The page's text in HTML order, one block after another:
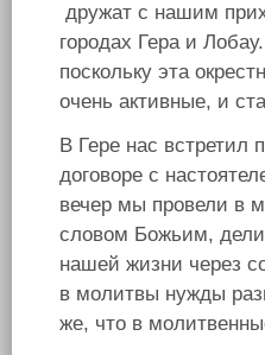
дружат с нашим
городах Гера и
поскольку эта
очень активные, и
В Гере нас
договоре с
вечер мы провели в
словом Божьим,
нашей жизни через
в молитвы нужды
же, что в